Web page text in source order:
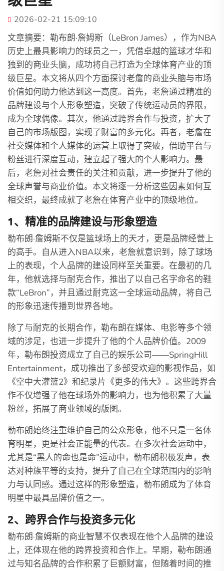
2026-02-21 15:09:10
文章摘要：勒布朗·詹姆斯（LeBron James），作为NBA
历史上最具影响力的球员之一，凭借卓越的篮球才华和
独到的商业头脑，成功将自己打造为全球体育产业的顶
级巨星。本文将从四个方面探讨老詹的商业头脑与市场
价值如何助力他达到这一高度。首先，老詹通过精准的
品牌建设与个人形象塑造，突破了传统运动员的界限，
成为全球偶像。其次，他通过跨界合作与投资，扩大了
自己的市场版图，实现了财富的多元化。再者，老詹在
社交媒体和个人媒体的运营上取得了突破，借助平台与
粉丝进行深度互动，建立起了强大的个人影响力。最
后，老詹对社会责任的关注和贡献，进一步提升了他的
全球声誉与商业价值。本文将逐一分析这些因素如何互
相交织，最终成就了老詹在体育产业中的顶级地位。
1、精准的品牌建设与形象塑造
勒布朗·詹姆斯不仅是篮球场上的天才，更是品牌经营上
的高手。自从进入NBA以来，老詹就意识到，除了球场
上的表现，个人品牌的建设同样至关重要。在最初的几
年，他就选择与耐克合作，推出了以自己名字命名的鞋
款“LeBron”，并且通过耐克这一全球运动品牌，将自己
的形象迅速传播到世界各地。
除了与耐克的长期合作，勒布朗在媒体、电影等多个领
域的涉足，也进一步提升了他的个人品牌价值。2009
年，勒布朗投资成立了自己的娱乐公司——SpringHill
Entertainment，成功推出了多部受欢迎的影视作品，如
《空中大灌篮2》和纪录片《更多的伟大》。这些跨界合
作不仅增强了他在球场外的影响力，也为他积累了大量
粉丝，拓展了商业领域的版图。
勒布朗始终注重维护自己的公众形象，他不只是一名体
育明星，更是社会正能量的代表。在多次社会运动中，
尤其是“黑人的命也是命”运动中，勒布朗积极发声，表
达对种族平等的支持，提升了自己在全球范围内的影响
力与认同感。通过这样的形象塑造，勒布朗成为了体育
明星中最具品牌价值之一。
2、跨界合作与投资多元化
勒布朗·詹姆斯的商业智慧不仅表现在他个人品牌的建设
上，还体现在他的跨界投资和合作上。早期，勒布朗通
过与知名品牌的合作积累了巨额财富，但随着时间的推